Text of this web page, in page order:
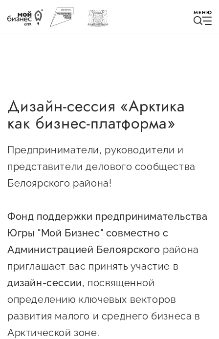
МЕНЮ
Избранное
Быть в курсе
Мероприятия
Онлайн-витрина продукции
Социальные сети "Мой
Бизнес Югра"
Меры поддержки
Навигатор по мерам
поддержки
Дизайн-сессия «Арктика
как бизнес-платформа»
Предприниматели, руководители и
представители делового сообщества
Белоярского района!
Фонд поддержки предпринимательства
Югры "Мой Бизнес" совместно с
Администрацией Белоярского района
приглашает вас принять участие в
дизайн-сессии, посвященной
определению ключевых векторов
развития малого и среднего бизнеса в
Арктической зоне.